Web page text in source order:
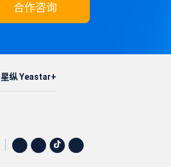
合作咨询
星纵 Yeastar